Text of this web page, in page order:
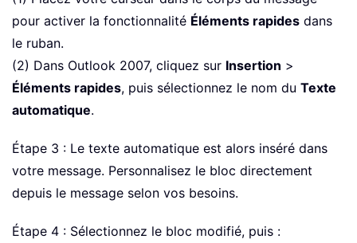
pour activer la fonctionnalité Éléments rapides dans
le ruban.
(2) Dans Outlook 2007, cliquez sur Insertion >
Éléments rapides, puis sélectionnez le nom du Texte
automatique.
Étape 3 : Le texte automatique est alors inséré dans
votre message. Personnalisez le bloc directement
depuis le message selon vos besoins.
Étape 4 : Sélectionnez le bloc modifié, puis :